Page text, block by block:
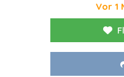
Vor 1